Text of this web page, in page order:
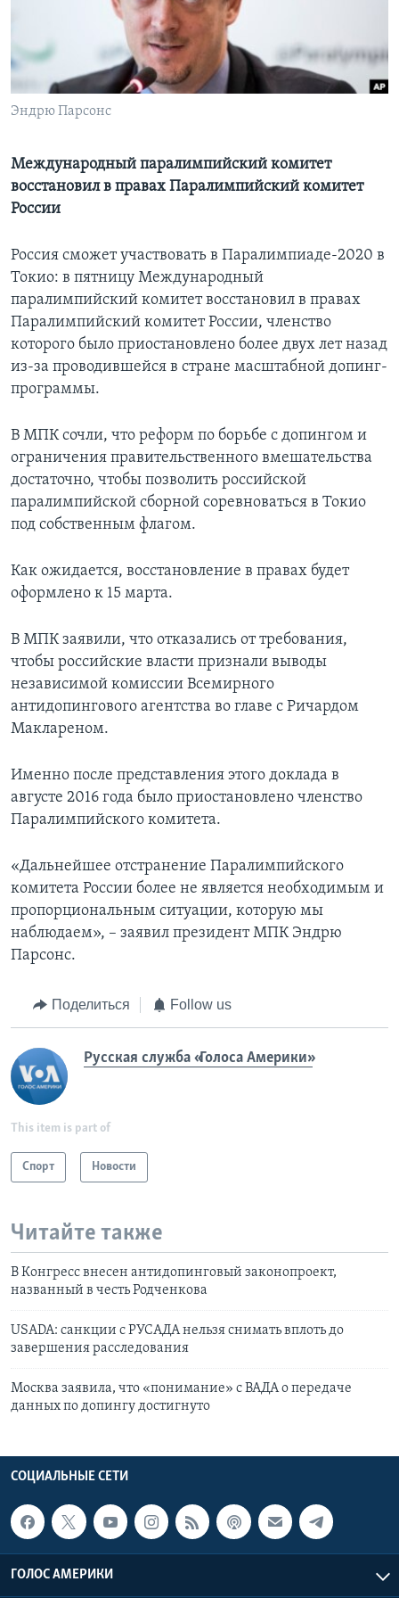
СОЦИАЛЬНЫЕ СЕТИ
Языки
Эндрю Парсонс
Международный паралимпийский комитет
восстановил в правах Паралимпийский комитет
России
Россия сможет участвовать в Паралимпиаде-2020 в
Токио: в пятницу Международный
паралимпийский комитет восстановил в правах
Паралимпийский комитет России, членство
которого было приостановлено более двух лет назад
из-за проводившейся в стране масштабной допинг-
программы.
В МПК сочли, что реформ по борьбе с допингом и
ограничения правительственного вмешательства
достаточно, чтобы позволить российской
паралимпийской сборной соревноваться в Токио
под собственным флагом.
Как ожидается, восстановление в правах будет
оформлено к 15 марта.
В МПК заявили, что отказались от требования,
чтобы российские власти признали выводы
независимой комиссии Всемирного
антидопингового агентства во главе с Ричардом
Маклареном.
Именно после представления этого доклада в
августе 2016 года было приостановлено членство
Паралимпийского комитета.
«Дальнейшее отстранение Паралимпийского
комитета России более не является необходимым и
пропорциональным ситуации, которую мы
наблюдаем», – заявил президент МПК Эндрю
Парсонс.
Поделиться Follow us
Русская служба «Голоса Америки»
This item is part of
Спорт Новости
Читайте также
В Конгресс внесен антидопинговый законопроект,
названный в честь Родченкова
USADA: cанкции с РУСАДА нельзя снимать вплоть до
завершения расследования
Москва заявила, что «понимание» с ВАДА о передаче
данных по допингу достигнуто
СОЦИАЛЬНЫЕ СЕТИ
ГОЛОС АМЕРИКИ